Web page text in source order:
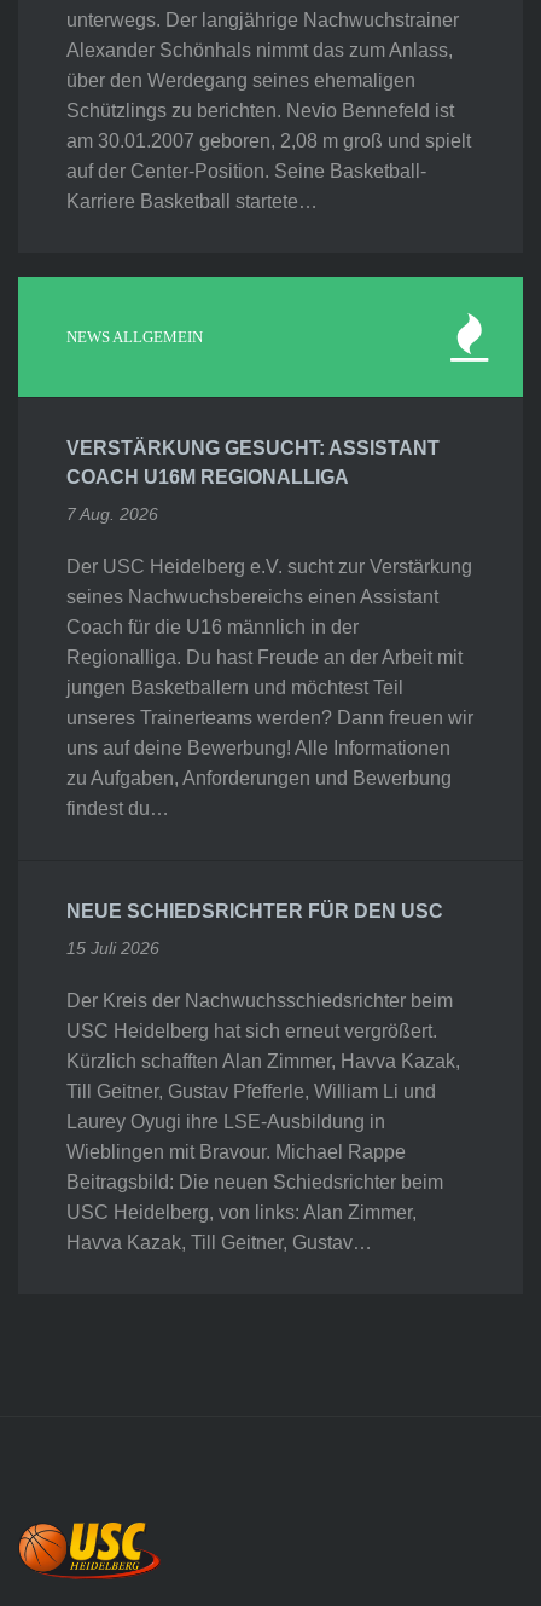
unterwegs. Der langjährige Nachwuchstrainer
Alexander Schönhals nimmt das zum Anlass,
über den Werdegang seines ehemaligen
Schützlings zu berichten. Nevio Bennefeld ist
am 30.01.2007 geboren, 2,08 m groß und spielt
auf der Center-Position. Seine Basketball-
Karriere Basketball startete…
NEWS ALLGEMEIN
VERSTÄRKUNG GESUCHT: ASSISTANT
COACH U16M REGIONALLIGA
7 Aug. 2026
Der USC Heidelberg e.V. sucht zur Verstärkung
seines Nachwuchsbereichs einen Assistant
Coach für die U16 männlich in der
Regionalliga. Du hast Freude an der Arbeit mit
jungen Basketballern und möchtest Teil
unseres Trainerteams werden? Dann freuen wir
uns auf deine Bewerbung! Alle Informationen
zu Aufgaben, Anforderungen und Bewerbung
findest du…
NEUE SCHIEDSRICHTER FÜR DEN USC
15 Juli 2026
Der Kreis der Nachwuchsschiedsrichter beim
USC Heidelberg hat sich erneut vergrößert.
Kürzlich schafften Alan Zimmer, Havva Kazak,
Till Geitner, Gustav Pfefferle, William Li und
Laurey Oyugi ihre LSE-Ausbildung in
Wieblingen mit Bravour. Michael Rappe
Beitragsbild: Die neuen Schiedsrichter beim
USC Heidelberg, von links: Alan Zimmer,
Havva Kazak, Till Geitner, Gustav…